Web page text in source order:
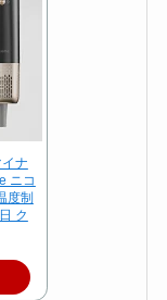
ナ
ニコ
度制
ク